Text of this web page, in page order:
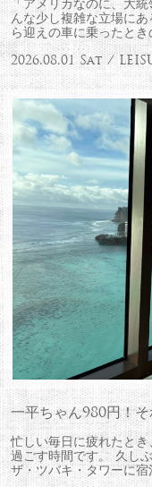
「アメリカなのに、大
んな少し複雑な立場に
ら迎えの車に乗ったと
2026.08.01 Sat /
一平ちゃん980円！
忙しい毎日に疲れたと
過ごす時間です。 久し
ザ・ツバキ・タワーに